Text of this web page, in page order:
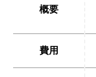
概要
費用